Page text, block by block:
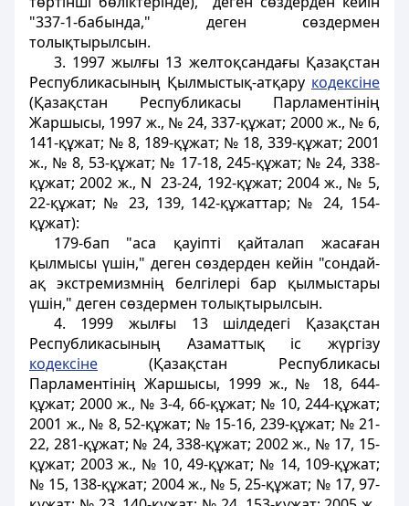
"337-1-бабында," деген сөздермен
толықтырылсын.
3. 1997 жылғы 13 желтоқсандағы Қазақстан
Республикасының Қылмыстық-атқару кодексiне
(Қазақстан Республикасы Парламентiнiң
Жаршысы, 1997 ж., № 24, 337-құжат; 2000 ж., № 6,
141-құжат; № 8, 189-құжат; № 18, 339-құжат; 2001
ж., № 8, 53-құжат; № 17-18, 245-құжат; № 24, 338-
құжат; 2002 ж., N 23-24, 192-құжат; 2004 ж., № 5,
22-құжат; № 23, 139, 142-құжаттар; № 24, 154-
құжат):
179-бап "аса қауiптi қайталап жасаған
қылмысы үшiн," деген сөздерден кейiн "сондай-
ақ экстремизмнiң белгілерi бар қылмыстары
үшін," деген сөздермен толықтырылсын.
4. 1999 жылғы 13 шiлдедегi Қазақстан
Республикасының Азаматтық iс жүргiзу
кодексiне (Қазақстан Республикасы
Парламентiнiң Жаршысы, 1999 ж., № 18, 644-
құжат; 2000 ж., № 3-4, 66-құжат; № 10, 244-құжат;
2001 ж., № 8, 52-құжат; № 15-16, 239-құжат; № 21-
22, 281-құжат; № 24, 338-құжат; 2002 ж., № 17, 15-
құжат; 2003 ж., № 10, 49-құжат; № 14, 109-құжат;
№ 15, 138-құжат; 2004 ж., № 5, 25-құжат; № 17, 97-